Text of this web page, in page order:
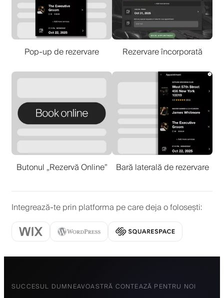
Pop-up de rezervare Rezervare încorporată
Butonul „Rezervă Online” Bară laterală de rezervare
Integrează-te prin platforma pe care deja o folosești:
SUCCESUL DUMNEAVOASTRĂ CONTEAZĂ PENTRU NOI